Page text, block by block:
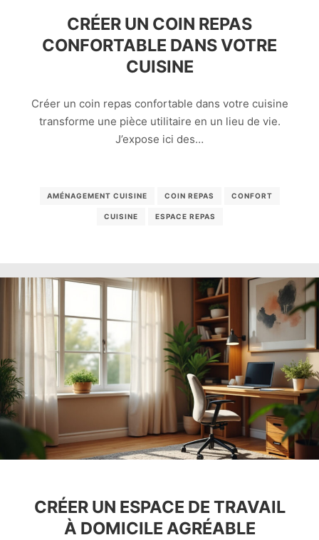
CRÉER UN COIN REPAS
CONFORTABLE DANS VOTRE
CUISINE
Créer un coin repas confortable dans votre cuisine
transforme une pièce utilitaire en un lieu de vie.
J’expose ici des…
AMÉNAGEMENT CUISINE COIN REPAS CONFORT
CUISINE ESPACE REPAS
CRÉER UN ESPACE DE TRAVAIL
À DOMICILE AGRÉABLE